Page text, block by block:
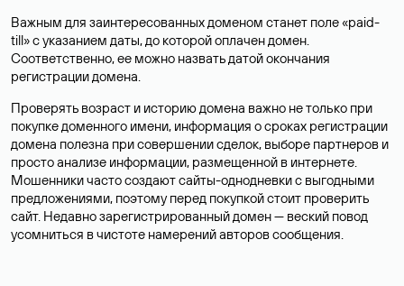
Важным для заинтересованных доменом станет поле «paid-
till» с указанием даты, до которой оплачен домен.
Соответственно, ее можно назвать датой окончания
регистрации домена.
Проверять возраст и историю домена важно не только при
покупке доменного имени, информация о сроках регистрации
домена полезна при совершении сделок, выборе партнеров и
просто анализе информации, размещенной в интернете.
Мошенники часто создают сайты-однодневки с выгодными
предложениями, поэтому перед покупкой стоит проверить
сайт. Недавно зарегистрированный домен — веский повод
усомниться в чистоте намерений авторов сообщения.